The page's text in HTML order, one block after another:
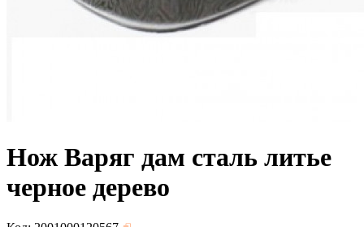
Нож Варяг дам сталь литье
черное дерево